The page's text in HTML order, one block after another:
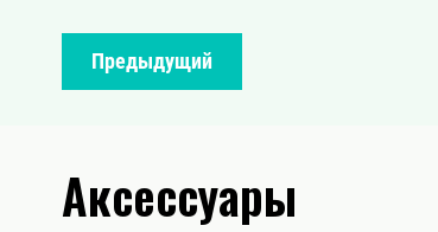
Предыдущий
Аксессуары